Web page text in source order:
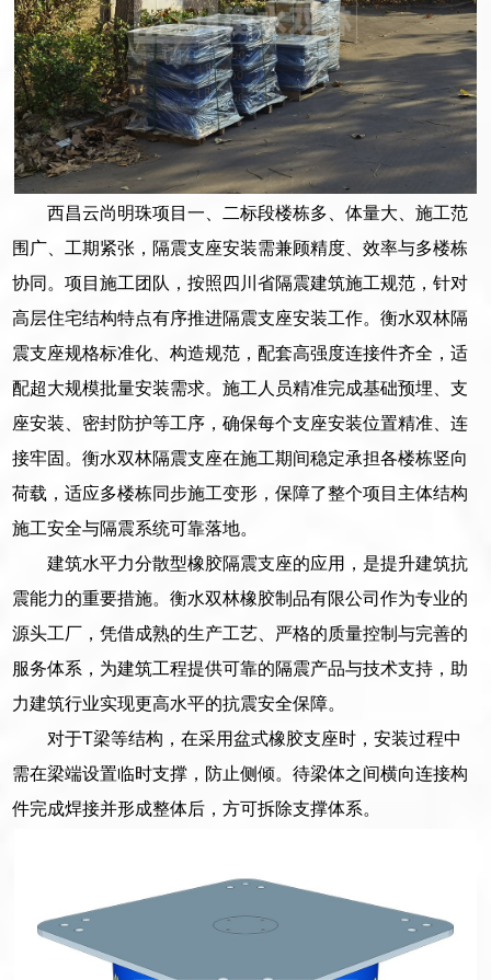
西昌云尚明珠项目一、二标段楼栋多、体量大、施工范
围广、工期紧张，隔震支座安装需兼顾精度、效率与多楼栋
协同。项目施工团队，按照四川省隔震建筑施工规范，针对
高层住宅结构特点有序推进隔震支座安装工作。衡水双林隔
震支座规格标准化、构造规范，配套高强度连接件齐全，适
配超大规模批量安装需求。施工人员精准完成基础预埋、支
座安装、密封防护等工序，确保每个支座安装位置精准、连
接牢固。衡水双林隔震支座在施工期间稳定承担各楼栋竖向
荷载，适应多楼栋同步施工变形，保障了整个项目主体结构
施工安全与隔震系统可靠落地。
建筑水平力分散型橡胶隔震支座的应用，是提升建筑抗
震能力的重要措施。衡水双林橡胶制品有限公司作为专业的
源头工厂，凭借成熟的生产工艺、严格的质量控制与完善的
服务体系，为建筑工程提供可靠的隔震产品与技术支持，助
力建筑行业实现更高水平的抗震安全保障。
对于T梁等结构，在采用盆式橡胶支座时，安装过程中
需在梁端设置临时支撑，防止侧倾。待梁体之间横向连接构
件完成焊接并形成整体后，方可拆除支撑体系。